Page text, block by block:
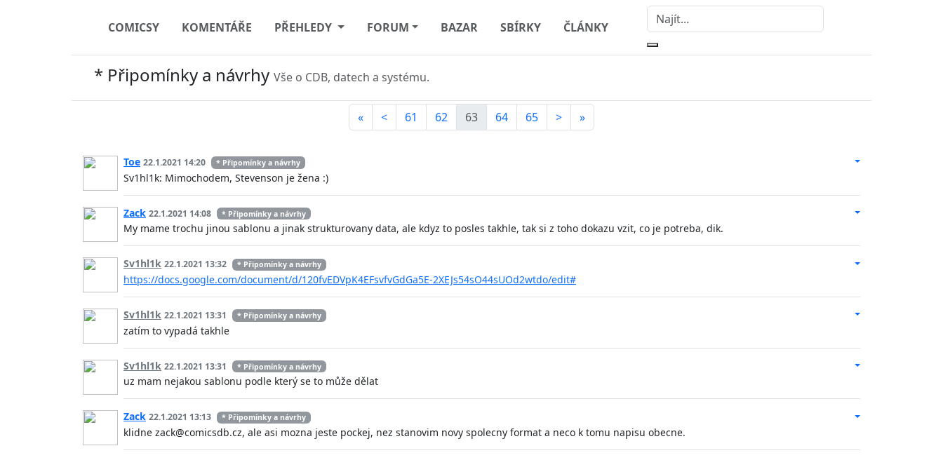
COMICSY KOMENTÁŘE PŘEHLEDY FORUM BAZAR SBÍRKY ČLÁNKY
* Připomínky a návrhy Vše o CDB, datech a systému.
« < 61 62 63 64 65 > »
Toe 22.1.2021 14:20 * Připomínky a návrhy
Sv1hl1k: Mimochodem, Stevenson je žena :)
Zack 22.1.2021 14:08 * Připomínky a návrhy
My mame trochu jinou sablonu a jinak strukturovany data, ale kdyz to posles takhle, tak si z toho dokazu vzit, co je potreba, dik.
Sv1hl1k 22.1.2021 13:32 * Připomínky a návrhy
https://docs.google.com/document/d/120fvEDVpK4EFsvfvGdGa5E-2XEJs54sO44sUOd2wtdo/edit#
Sv1hl1k 22.1.2021 13:31 * Připomínky a návrhy
zatím to vypadá takhle
Sv1hl1k 22.1.2021 13:31 * Připomínky a návrhy
uz mam nejakou sablonu podle který se to může dělat
Zack 22.1.2021 13:13 * Připomínky a návrhy
klidne zack@comicsdb.cz, ale asi mozna jeste pockej, nez stanovim novy spolecny format a neco k tomu napisu obecne.